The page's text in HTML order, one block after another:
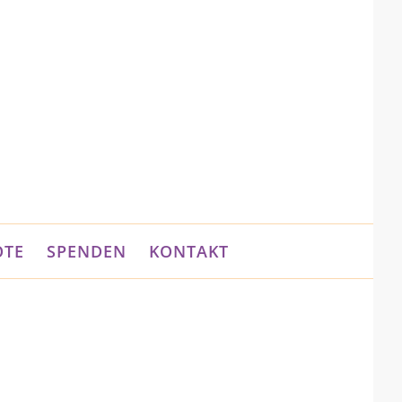
SPENDEN KONTAKT